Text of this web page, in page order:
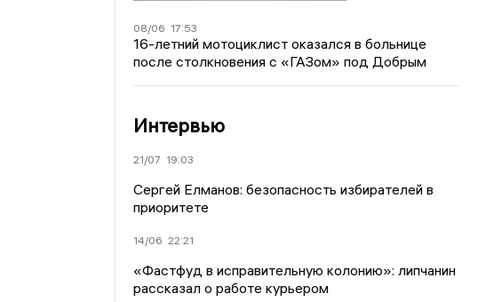
08/06 17:53
16-летний мотоциклист оказался в больнице
после столкновения с «ГАЗом» под Добрым
Интервью
21/07 19:03
Сергей Елманов: безопасность избирателей в
приоритете
14/06 22:21
«Фастфуд в исправительную колонию»: липчанин
рассказал о работе курьером